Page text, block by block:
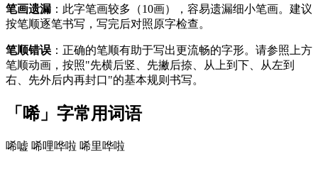
笔画遗漏 ：此字笔画较多（10画），容易遗漏细小笔画。建议
按笔顺逐笔书写，写完后对照原字检查。
笔顺错误 ：正确的笔顺有助于写出更流畅的字形。请参照上方
笔顺动画，按照"先横后竖、先撇后捺、从上到下、从左到
右、先外后内再封口"的基本规则书写。
「唏」字常用词语
唏嘘 唏哩哗啦 唏里哗啦